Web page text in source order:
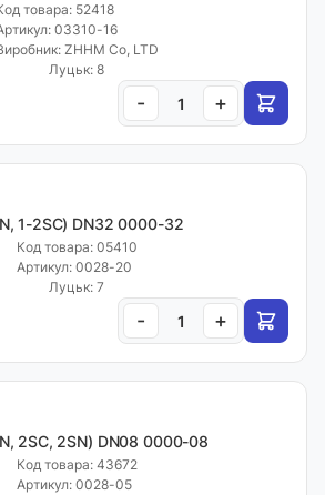
товара: 52418
03310-16
ZHHM Co, LTD
Луцьк: 8
- +
1-2SC) DN32 0000-32
Код товара: 05410
Артикул: 0028-20
Луцьк: 7
- +
2SC, 2SN) DN08 0000-08
Код товара: 43672
Артикул: 0028-05